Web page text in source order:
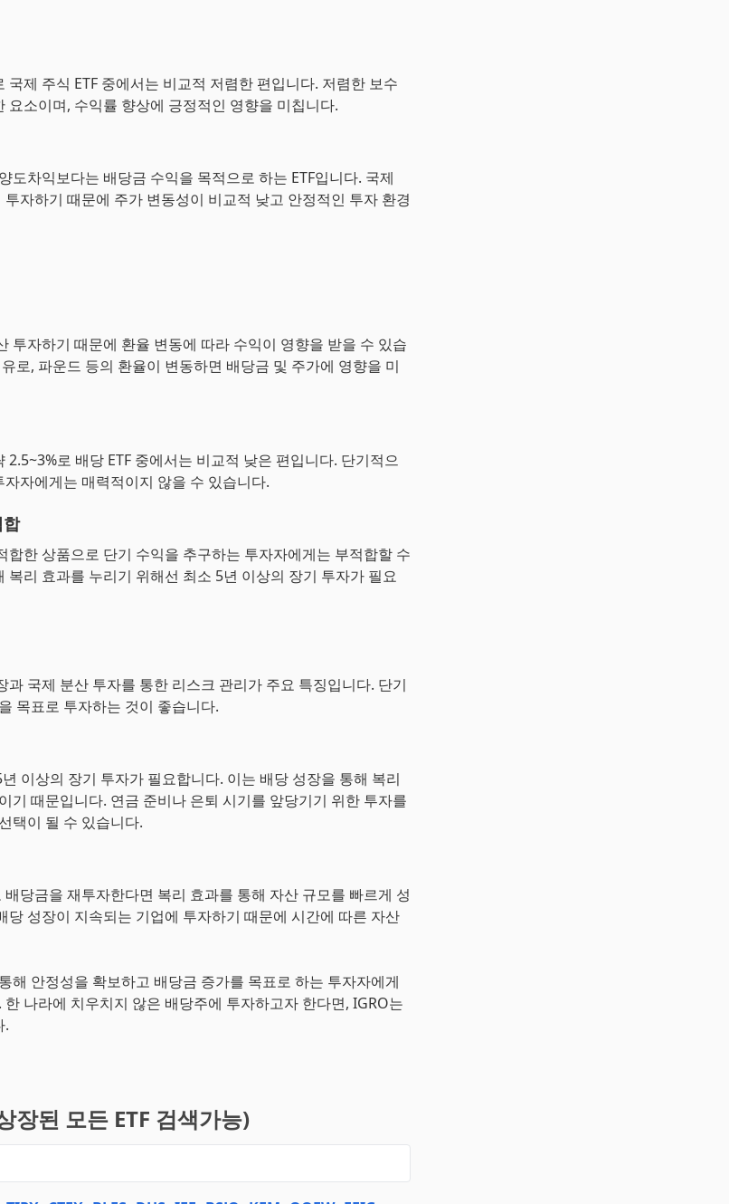
국제 주식 ETF 중에서는 비교적 저렴한 편입니다. 저렴한 보수
요소이며, 수익률 향상에 긍정적인 영향을 미칩니다.
도차익보다는 배당금 수익을 목적으로 하는 ETF입니다. 국제
자하기 때문에 주가 변동성이 비교적 낮고 안정적인 투자 환경
투자하기 때문에 환율 변동에 따라 수익이 영향을 받을 수 있습
로, 파운드 등의 환율이 변동하면 배당금 및 주가에 영향을 미
2.5~3%로 배당 ETF 중에서는 비교적 낮은 편입니다. 단기적으
자에게는 매력적이지 않을 수 있습니다.
합한 상품으로 단기 수익을 추구하는 투자자에게는 부적합할 수
복리 효과를 누리기 위해선 최소 5년 이상의 장기 투자가 필요
과 국제 분산 투자를 통한 리스크 관리가 주요 특징입니다. 단기
목표로 투자하는 것이 좋습니다.
이상의 장기 투자가 필요합니다. 이는 배당 성장을 통해 복리
기 때문입니다. 연금 준비나 은퇴 시기를 앞당기기 위한 투자를
택이 될 수 있습니다.
당금을 재투자한다면 복리 효과를 통해 자산 규모를 빠르게 성
당 성장이 지속되는 기업에 투자하기 때문에 시간에 따른 자산
해 안정성을 확보하고 배당금 증가를 목표로 하는 투자자에게
나라에 치우치지 않은 배당주에 투자하고자 한다면, IGRO는
.
장된 모든 ETF 검색가능)